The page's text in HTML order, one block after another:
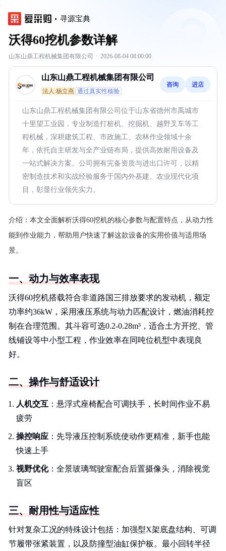
寻源宝典
沃得60挖机参数详解
山东山鼎工程机械集团有限公司 · 2026-08-04 08:00:00
山东山鼎工程机械集团有限公司
法人:杨立燕 通过真实性核验
咨询 进店
山东山鼎工程机械集团有限公司位于山东省德州市禹城市
十里望工业园，专业制造打桩机、挖掘机、越野叉车等工
程机械，深耕建筑工程、市政施工、农林作业领域十余
年，依托自主研发与全产业链布局，提供高效耐用设备及
一站式解决方案。公司拥有完备资质与进出口许可，以精
密制造技术和实战经验服务于国内外基建、农业现代化项
目，彰显行业领先实力。
介绍： 本文全面解析沃得60挖机的核心参数与配置特点，从动力性
能到作业能力，帮助用户快速了解这款设备的实用价值与适用场
景。
一、动力与效率表现
沃得60挖机搭载符合非道路国三排放要求的发动机，额定
功率约36kW，采用液压系统与动力匹配设计，燃油消耗控
制在合理范围。其斗容可选0.2-0.28m³，适合土方开挖、管
线铺设等中小型工程，作业效率在同吨位机型中表现良
好。
二、操作与舒适设计
人机交互 ：悬浮式座椅配合可调扶手，长时间作业不易
疲劳
操控响应 ：先导液压控制系统使动作更精准，新手也能
快速上手
视野优化：全景玻璃驾驶室配合后置摄像头，消除视觉
盲区
三、耐用性与适应性
针对复杂工况的特殊设计包括：加强型X架底盘结构、可调
节履带张紧装置，以及防撞型油缸保护板。最小回转半径